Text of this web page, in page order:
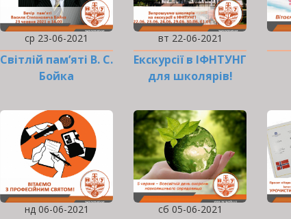
ср 23-06-2021
Cвітлій пам’яті В. С.
Бойка
вт 22-06-2021
Екскурсії в ІФНТУНГ
для школярів!
нд 06-06-2021 сб 05-06-2021